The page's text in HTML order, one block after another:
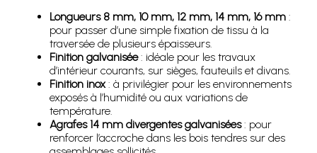
Longueurs 8 mm, 10 mm, 12 mm, 14 mm, 16 mm :
pour passer d’une simple fixation de tissu à la
traversée de plusieurs épaisseurs.
Finition galvanisée: idéale pour les travaux
d’intérieur courants, sur sièges, fauteuils et divans.
Finition inox: à privilégier pour les environnements
exposés à l’humidité ou aux variations de
température.
Agrafes 14 mm divergentes galvanisées: pour
renforcer l’accroche dans les bois tendres sur des